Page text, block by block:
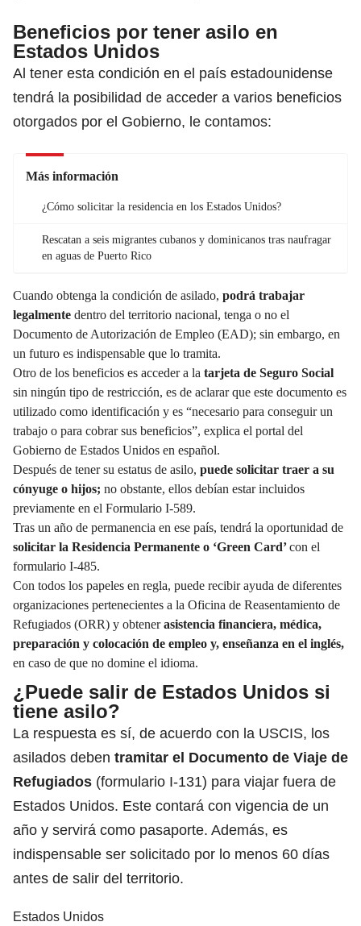
Beneficios por tener asilo en
Estados Unidos
Al tener esta condición en el país estadounidense
tendrá la posibilidad de acceder a varios beneficios
otorgados por el Gobierno, le contamos:
Más información
¿Cómo solicitar la residencia en los Estados Unidos?
Rescatan a seis migrantes cubanos y dominicanos tras naufragar
en aguas de Puerto Rico
Cuando obtenga la condición de asilado, podrá trabajar
legalmente dentro del territorio nacional, tenga o no el
Documento de Autorización de Empleo (EAD); sin embargo, en
un futuro es indispensable que lo tramita.
Otro de los beneficios es acceder a la tarjeta de Seguro Social
sin ningún tipo de restricción, es de aclarar que este documento es
utilizado como identificación y es “necesario para conseguir un
trabajo o para cobrar sus beneficios”, explica el portal del
Gobierno de Estados Unidos en español.
Después de tener su estatus de asilo, puede solicitar traer a su
cónyuge o hijos; no obstante, ellos debían estar incluidos
previamente en el Formulario I-589.
Tras un año de permanencia en ese país, tendrá la oportunidad de
solicitar la Residencia Permanente o ‘Green Card’con el
formulario I-485.
Con todos los papeles en regla, puede recibir ayuda de diferentes
organizaciones pertenecientes a la Oficina de Reasentamiento de
Refugiados (ORR) y obtenerasistencia financiera, médica,
preparación y colocación de empleo y, enseñanza en el inglés,
en caso de que no domine el idioma.
¿Puede salir de Estados Unidos si
tiene asilo?
La respuesta es sí, de acuerdo con la USCIS, los
asilados deben tramitar el Documento de Viaje de
Refugiados (formulario I-131) para viajar fuera de
Estados Unidos. Este contará con vigencia de un
año y servirá como pasaporte. Además, es
indispensable ser solicitado por lo menos 60 días
antes de salir del territorio.
Estados Unidos